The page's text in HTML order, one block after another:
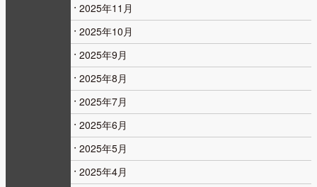
2025年11月
2025年10月
2025年9月
2025年8月
2025年7月
2025年6月
2025年5月
2025年4月